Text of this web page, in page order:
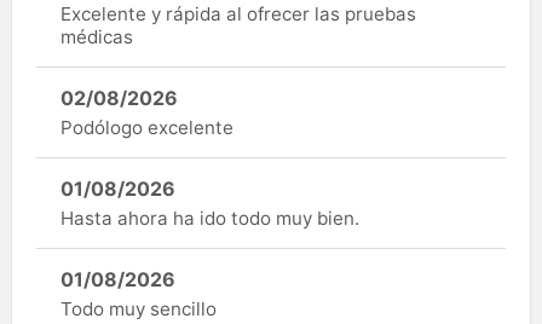
Excelente y rápida al ofrecer las pruebas
médicas
02/08/2026
Podólogo excelente
01/08/2026
Hasta ahora ha ido todo muy bien.
01/08/2026
Todo muy sencillo